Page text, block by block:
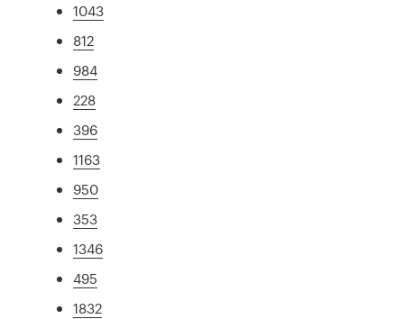
1043
812
984
228
396
1163
950
353
1346
495
1832